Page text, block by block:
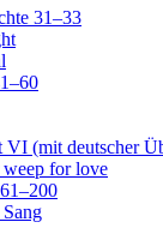
31–33
VI (mit deutscher
for love